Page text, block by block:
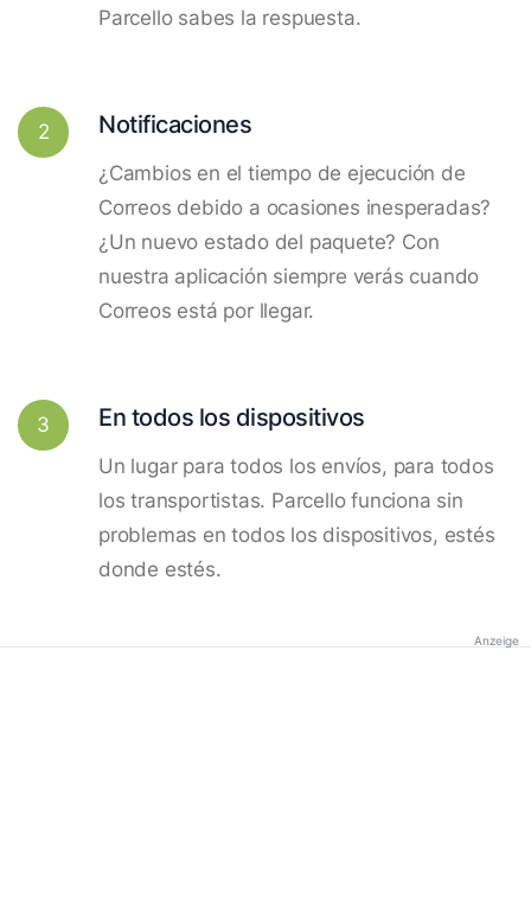
Parcello sabes la respuesta.
2 Notificaciones
¿Cambios en el tiempo de ejecución de
Correos debido a ocasiones inesperadas?
¿Un nuevo estado del paquete? Con
nuestra aplicación siempre verás cuando
Correos está por llegar.
3 En todos los dispositivos
Un lugar para todos los envíos, para todos
los transportistas. Parcello funciona sin
problemas en todos los dispositivos, estés
donde estés.
Anzeige